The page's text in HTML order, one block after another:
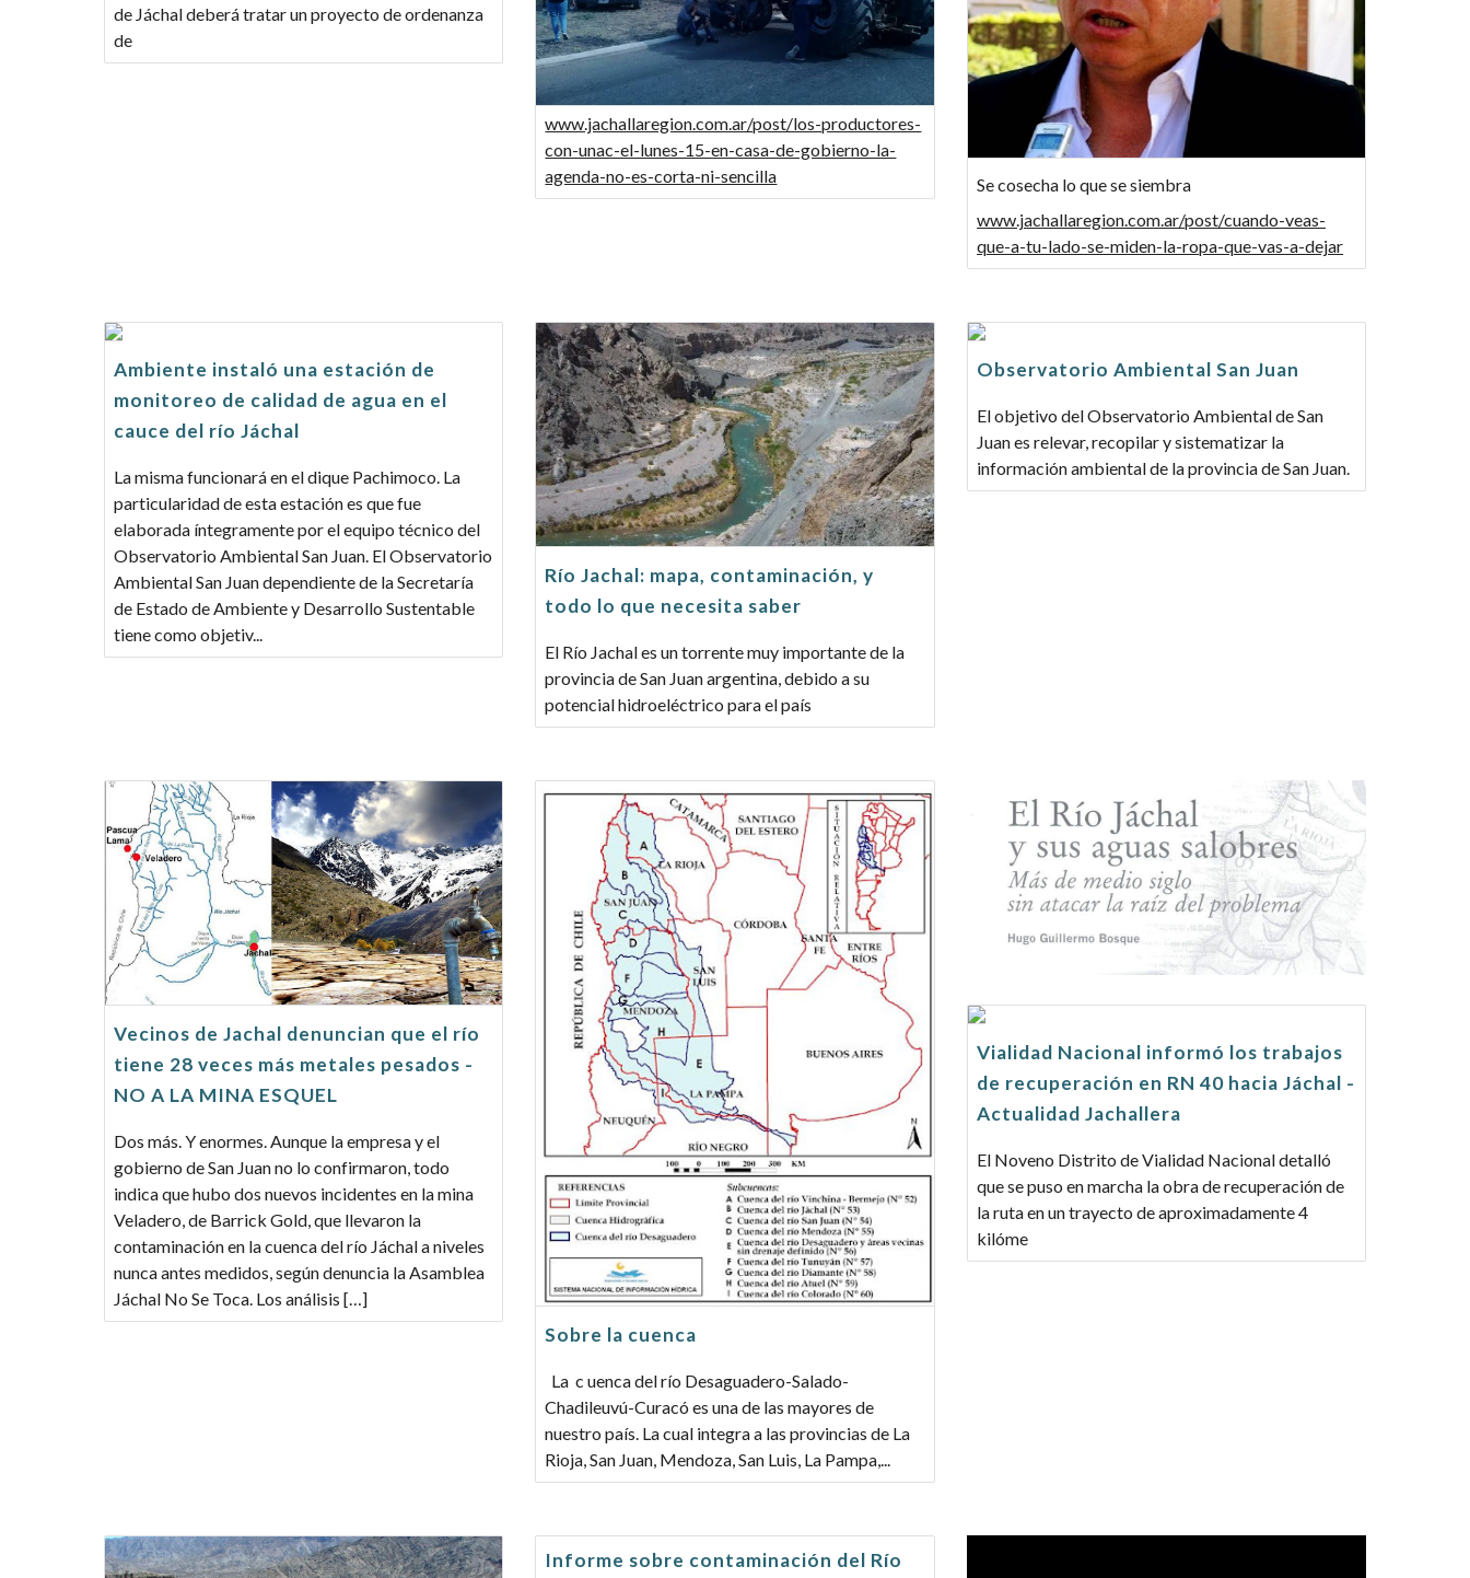
de Jáchal deberá tratar un proyecto de ordenanza
de
www.jachallaregion.com.ar/post/los-productores-
con-unac-el-lunes-15-en-casa-de-gobierno-la-
agenda-no-es-corta-ni-sencilla
Se cosecha lo que se siembra
www.jachallaregion.com.ar/post/cuando-veas-
que-a-tu-lado-se-miden-la-ropa-que-vas-a-dejar
Ambiente instaló una estación de
monitoreo de calidad de agua en el
cauce del río Jáchal
La misma funcionará en el dique Pachimoco. La
particularidad de esta estación es que fue
elaborada íntegramente por el equipo técnico del
Observatorio Ambiental San Juan. El Observatorio
Ambiental San Juan dependiente de la Secretaría
de Estado de Ambiente y Desarrollo Sustentable
tiene como objetiv...
Río Jachal: mapa, contaminación, y
todo lo que necesita saber
El Río Jachal es un torrente muy importante de la
provincia de San Juan argentina, debido a su
potencial hidroeléctrico para el país
Observatorio Ambiental San Juan
El objetivo del Observatorio Ambiental de San
Juan es relevar, recopilar y sistematizar la
información ambiental de la provincia de San Juan.
Vecinos de Jachal denuncian que el río
tiene 28 veces más metales pesados -
NO A LA MINA ESQUEL
Dos más. Y enormes. Aunque la empresa y el
gobierno de San Juan no lo confirmaron, todo
indica que hubo dos nuevos incidentes en la mina
Veladero, de Barrick Gold, que llevaron la
contaminación en la cuenca del río Jáchal a niveles
nunca antes medidos, según denuncia la Asamblea
Jáchal No Se Toca. Los análisis […]
Sobre la cuenca
La c uenca del río Desaguadero-Salado-
Chadileuvú-Curacó es una de las mayores de
nuestro país. La cual integra a las provincias de La
Rioja, San Juan, Mendoza, San Luis, La Pampa,...
Vialidad Nacional informó los trabajos
de recuperación en RN 40 hacia Jáchal -
Actualidad Jachallera
El Noveno Distrito de Vialidad Nacional detalló
que se puso en marcha la obra de recuperación de
la ruta en un trayecto de aproximadamente 4
kilóme
Informe sobre contaminación del Río